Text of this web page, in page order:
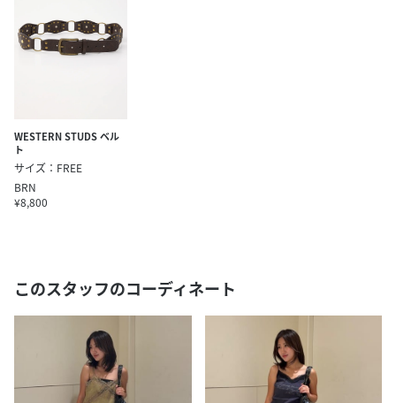
WESTERN STUDS ベル
ト
サイズ：FREE
BRN
¥8,800
このスタッフのコーディネート